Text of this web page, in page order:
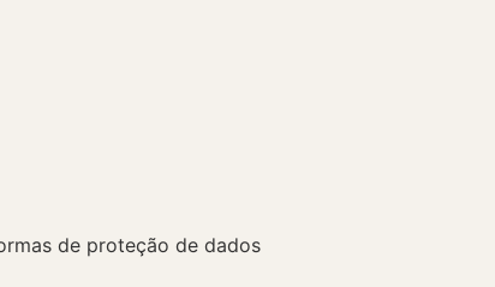
de proteção de dados